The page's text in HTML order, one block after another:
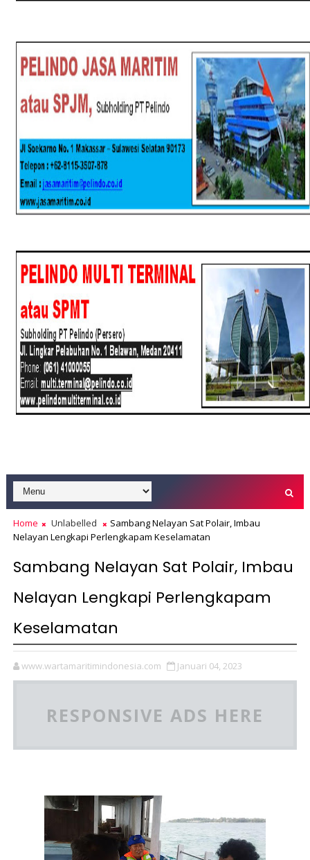
Home Unlabelled
Sambang Nelayan Sat Polair, Imbau
Nelayan Lengkapi Perlengkapam Keselamatan
Sambang Nelayan Sat Polair, Imbau
Nelayan Lengkapi Perlengkapam
Keselamatan
www.wartamaritimindonesia.com Januari 04, 2023
RESPONSIVE ADS HERE